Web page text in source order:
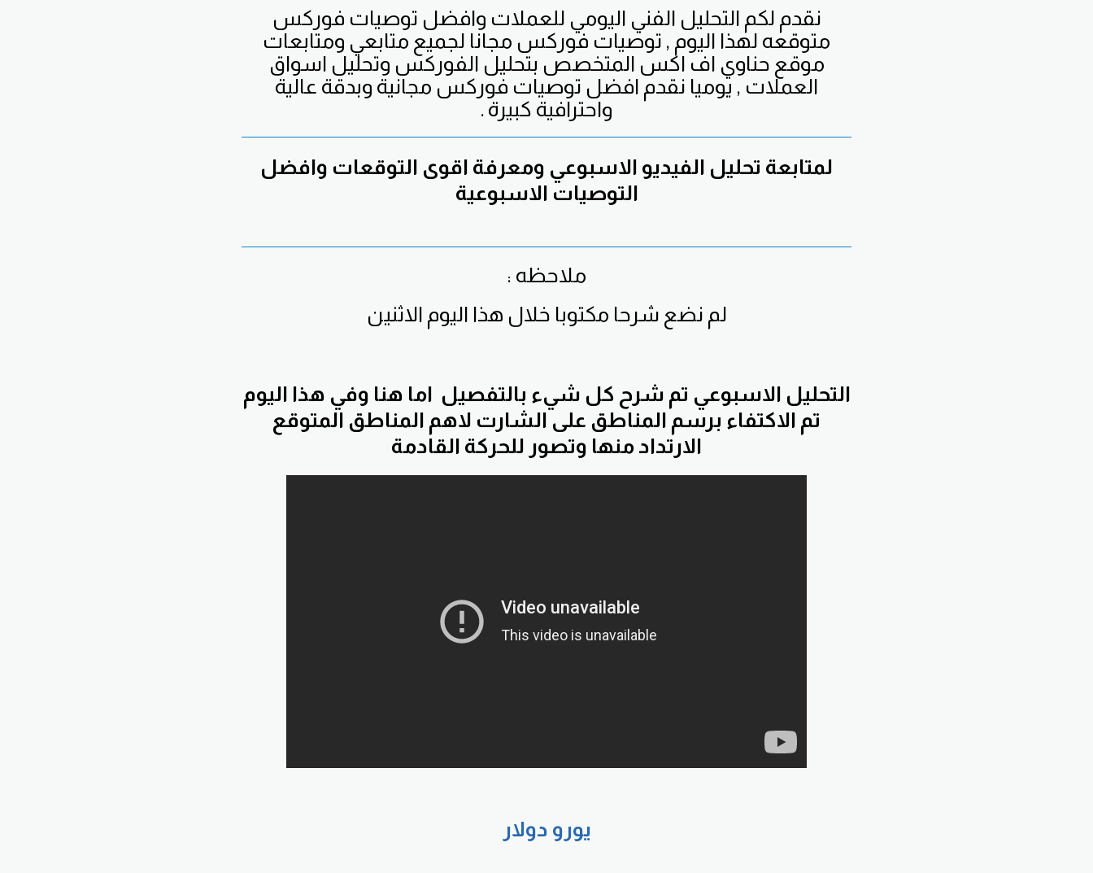
نقدم لكم التحليل الفني اليومي للعملات وافضل توصيات فوركس
متوقعه لهذا اليوم , توصيات فوركس مجانا لجميع متابعي ومتابعات
موقع حناوي اف اكس المتخصص بتحليل الفوركس وتحليل اسواق
العملات , يوميا نقدم افضل توصيات فوركس مجانية وبدقة عالية
واحترافية كبيرة .
لمتابعة تحليل الفيديو الاسبوعي ومعرفة اقوى التوقعات وافضل
التوصيات الاسبوعية
ملاحظه :
لم نضع شرحا مكتوبا خلال هذا اليوم الاثنين
التحليل الاسبوعي تم شرح كل شيء بالتفصيل اما هنا وفي هذا اليوم
تم الاكتفاء برسم المناطق على الشارت لاهم المناطق المتوقع
الارتداد منها وتصور للحركة القادمة
يورو دولار